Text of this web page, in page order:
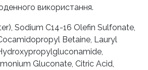
використання.
Sodium C14-16 Olefin Sulfonate,
Betaine, Lauryl
Gluconate, Citric Acid,